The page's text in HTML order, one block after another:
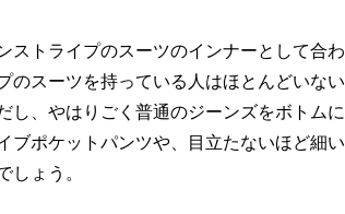
トライプのスーツのインナーとして合わ
のスーツを持っている人はほとんどいな
し、やはりごく普通のジーンズをボトム
ブポケットパンツや、目立たないほど細
しょう。